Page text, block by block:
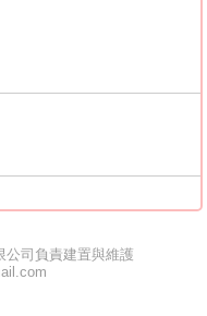
公司負責建置與維護